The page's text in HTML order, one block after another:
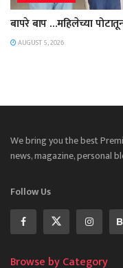
बापरे बाप …महिलेच्या
AUGUST 5, 2026
We bring you the best
news, magazine, personal
Follow Us
Browse by Category